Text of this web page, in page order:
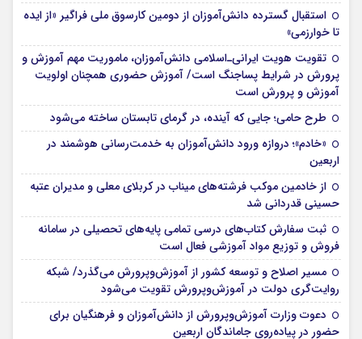
استقبال گسترده دانش‌آموزان از دومین کارسوق ملی فراگیر «از ایده
تا خوارزمی»
تقویت هویت ایرانی‌ـ‌اسلامی دانش‌آموزان، ماموریت مهم آموزش و
پرورش در شرایط پساجنگ است/ آموزش حضوری همچنان اولویت
آموزش و پرورش است
طرح حامی؛ جایی که آینده، در گرمای تابستان ساخته می‌شود
«خادم»؛ دروازه ورود دانش‌آموزان به خدمت‌رسانی هوشمند در
اربعین
از خادمین موکب فرشته‌های میناب در کربلای معلی و مدیران عتبه
حسینی قدردانی شد
ثبت سفارش کتاب‌های درسی تمامی پایه‌های تحصیلی در سامانه
فروش و توزیع مواد آموزشی فعال است
مسیر اصلاح و توسعه کشور از آموزش‌وپرورش می‌گذرد/ شبکه
روایت‌‌گری دولت در آموزش‌وپرورش تقویت می‌شود
دعوت وزارت آموزش‌وپرورش از دانش‌آموزان و فرهنگیان برای
حضور در پیاده‌روی جاماندگان اربعین